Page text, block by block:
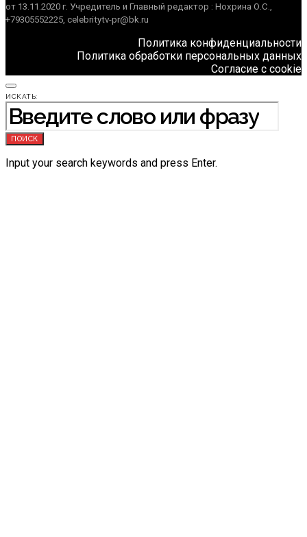
от 13.11.2020 г. Учредитель и Главный редактор : Нохрина О.С.,
+79305552225, celebritytv-pr@bk.ru
Политика конфиденциальности
Политика обработки персональных данных
Согласие с cookie
ИСКАТЬ:
ПОИСК
Input your search keywords and press Enter.